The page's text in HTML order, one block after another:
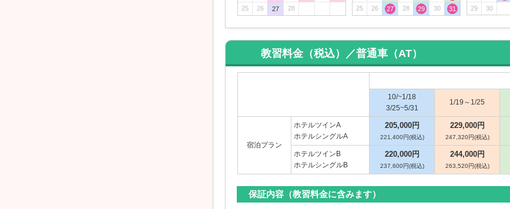
25
26 27 28
25
26 27 28 29 30 31
29
30
教習料金（税込）／普通車（AT）
10/~1/18
3/25~5/31
1/19～1/25
宿泊プラン
ホテルツインA
ホテルシングルA
205,000円
221,400円(税込)
229,000円
247,320円(税込)
ホテルツインB
ホテルシングルB
220,000円
237,600円(税込)
244,000円
263,520円(税込)
保証内容（教習料金に含みます）